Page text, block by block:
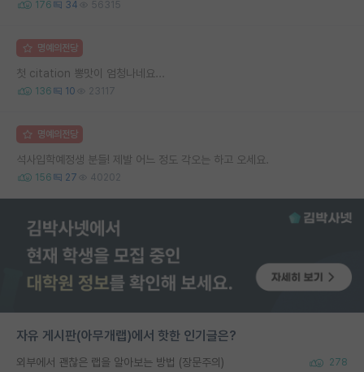
176 34 56315
명예의전당
첫 citation 뽕맛이 엄청나네요...
136 10 23117
명예의전당
석사입학예정생 분들! 제발 어느 정도 각오는 하고 오세요.
156 27 40202
자유 게시판(아무개랩)에서 핫한 인기글은?
외부에서 괜찮은 랩을 알아보는 방법 (장문주의) 278